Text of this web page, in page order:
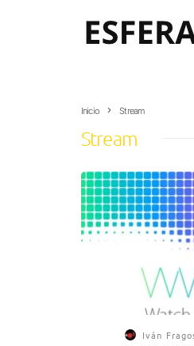
Inicio Stream
Stream
Iván